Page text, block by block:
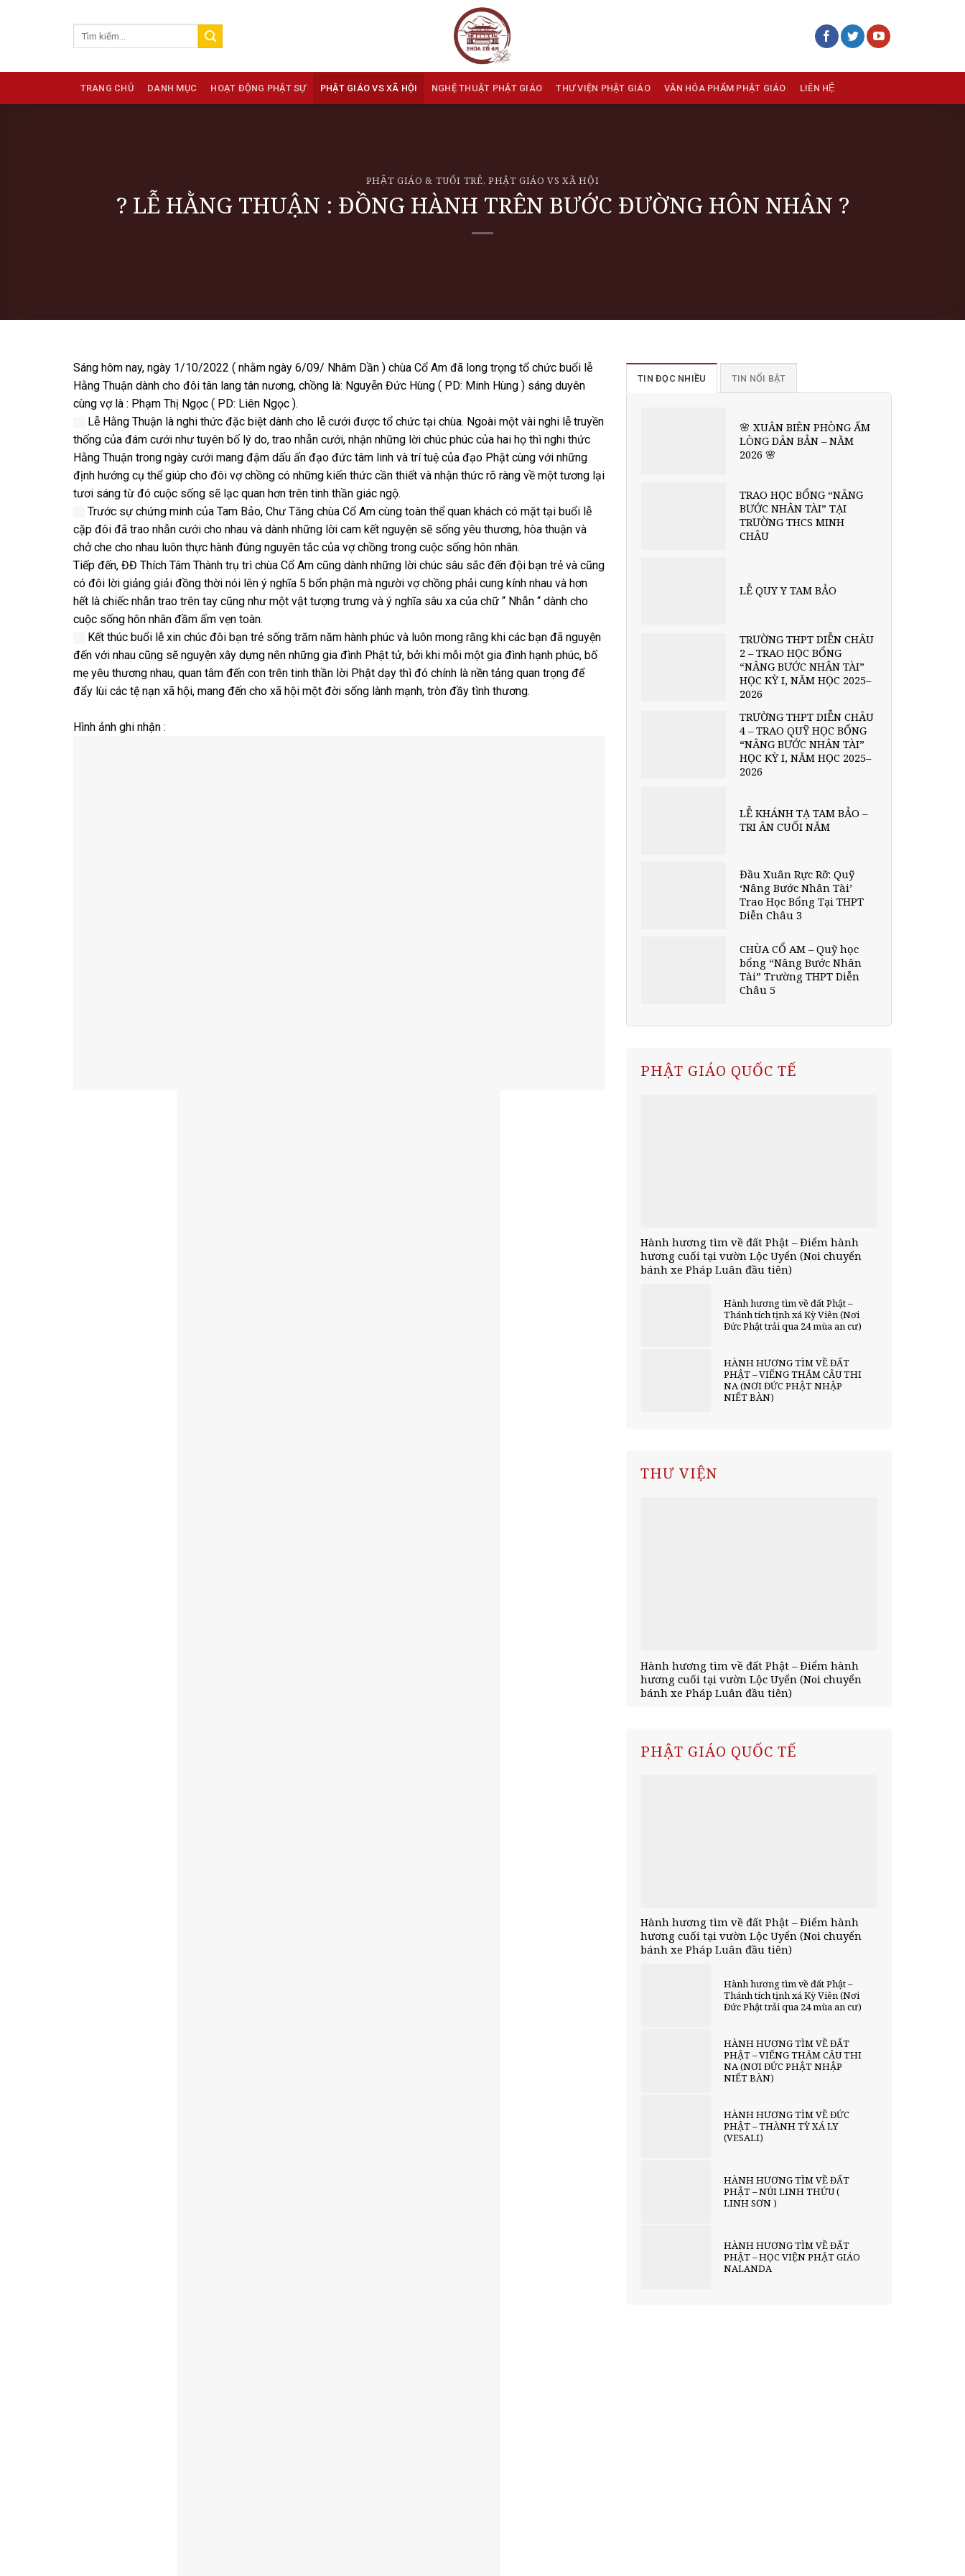
TRANG CHỦ DANH MỤC HOẠT ĐỘNG PHẬT SỰ PHẬT GIÁO VS XÃ HỘI NGHỆ THUẬT PHẬT GIÁO THƯ VIỆN PHẬT GIÁO VĂN HÓA PHẨM PHẬT GIÁO LIÊN HỆ
PHẬT GIÁO & TUỔI TRẺ, PHẬT GIÁO VS XÃ HỘI
? LỄ HẰNG THUẬN : ĐỒNG HÀNH TRÊN BƯỚC ĐƯỜNG HÔN NHÂN ?
Sáng hôm nay, ngày 1/10/2022 ( nhằm ngày 6/09/ Nhâm Dần ) chùa Cổ Am đã long trọng tổ chức buổi lễ
Hằng Thuận dành cho đôi tân lang tân nương, chồng là: Nguyễn Đức Hùng ( PD: Minh Hùng ) sáng duyên
cùng vợ là : Phạm Thị Ngọc ( PD: Liên Ngọc ).
Lễ Hằng Thuận là nghi thức đặc biệt dành cho lễ cưới được tổ chức tại chùa. Ngoài một vài nghi lễ truyền
thống của đám cưới như tuyên bố lý do, trao nhẫn cưới, nhận những lời chúc phúc của hai họ thì nghi thức
Hằng Thuận trong ngày cưới mang đậm dấu ấn đạo đức tâm linh và trí tuệ của đạo Phật cùng với những
định hướng cụ thể giúp cho đôi vợ chồng có những kiến thức cần thiết và nhận thức rõ ràng về một tương lại
tươi sáng từ đó cuộc sống sẽ lạc quan hơn trên tinh thần giác ngộ.
Trước sự chứng minh của Tam Bảo, Chư Tăng chùa Cổ Am cùng toàn thể quan khách có mặt tại buổi lễ
cặp đôi đã trao nhẫn cưới cho nhau và dành những lời cam kết nguyện sẽ sống yêu thương, hòa thuận và
chở che cho nhau luôn thực hành đúng nguyên tắc của vợ chồng trong cuộc sống hôn nhân.
Tiếp đến, ĐĐ Thích Tâm Thành trụ trì chùa Cổ Am cũng dành những lời chúc sâu sắc đến đội bạn trẻ và cũng
có đôi lời giảng giải đồng thời nói lên ý nghĩa 5 bổn phận mà người vợ chồng phải cung kính nhau và hơn
hết là chiếc nhẫn trao trên tay cũng như một vật tượng trưng và ý nghĩa sâu xa của chữ “ Nhẫn “ dành cho
cuộc sống hôn nhân đầm ấm vẹn toàn.
Kết thúc buổi lễ xin chúc đôi bạn trẻ sống trăm năm hành phúc và luôn mong rằng khi các bạn đã nguyện
đến với nhau cũng sẽ nguyện xây dựng nên những gia đình Phật tử, bởi khi mỗi một gia đình hạnh phúc, bố
mẹ yêu thương nhau, quan tâm đến con trên tinh thần lời Phật dạy thì đó chính là nền tảng quan trọng để
đẩy lùi các tệ nạn xã hội, mang đến cho xã hội một đời sống lành mạnh, tròn đầy tình thương.
Hình ảnh ghi nhận :
TIN ĐỌC NHIỀU TIN NỔI BẬT
🌸 XUÂN BIÊN PHÒNG ẤM
LÒNG DÂN BẢN – NĂM
2026 🌸
TRAO HỌC BỔNG “NÂNG
BƯỚC NHÂN TÀI” TẠI
TRƯỜNG THCS MINH
CHÂU
LỄ QUY Y TAM BẢO
TRƯỜNG THPT DIỄN CHÂU
2 – TRAO HỌC BỔNG
“NÂNG BƯỚC NHÂN TÀI”
HỌC KỲ I, NĂM HỌC 2025–
2026
TRƯỜNG THPT DIỄN CHÂU
4 – TRAO QUỸ HỌC BỔNG
“NÂNG BƯỚC NHÂN TÀI”
HỌC KỲ I, NĂM HỌC 2025–
2026
LỄ KHÁNH TẠ TAM BẢO –
TRI ÂN CUỐI NĂM
Đầu Xuân Rực Rỡ: Quỹ
‘Nâng Bước Nhân Tài’
Trao Học Bổng Tại THPT
Diễn Châu 3
CHÙA CỔ AM – Quỹ học
bổng “Nâng Bước Nhân
Tài” Trường THPT Diễn
Châu 5
PHẬT GIÁO QUỐC TẾ
Hành hương tìm về đất Phật – Điểm hành
hương cuối tại vườn Lộc Uyển (Noi chuyển
bánh xe Pháp Luân đầu tiên)
Hành hương tìm về đất Phật –
Thánh tích tịnh xá Kỳ Viên (Nơi
Đức Phật trải qua 24 mùa an cư)
HÀNH HƯƠNG TÌM VỀ ĐẤT
PHẬT – VIẾNG THĂM CÂU THI
NA (NƠI ĐỨC PHẬT NHẬP
NIẾT BÀN)
THƯ VIỆN
Hành hương tìm về đất Phật – Điểm hành
hương cuối tại vườn Lộc Uyển (Noi chuyển
bánh xe Pháp Luân đầu tiên)
PHẬT GIÁO QUỐC TẾ
Hành hương tìm về đất Phật – Điểm hành
hương cuối tại vườn Lộc Uyển (Noi chuyển
bánh xe Pháp Luân đầu tiên)
Hành hương tìm về đất Phật –
Thánh tích tịnh xá Kỳ Viên (Nơi
Đức Phật trải qua 24 mùa an cư)
HÀNH HƯƠNG TÌM VỀ ĐẤT
PHẬT – VIẾNG THĂM CÂU THI
NA (NƠI ĐỨC PHẬT NHẬP
NIẾT BÀN)
HÀNH HƯƠNG TÌM VỀ ĐỨC
PHẬT – THÀNH TỲ XÁ LY
(VESALI)
HÀNH HƯƠNG TÌM VỀ ĐẤT
PHẬT – NÚI LINH THỨU (
LINH SƠN )
HÀNH HƯƠNG TÌM VỀ ĐẤT
PHẬT – HỌC VIỆN PHẬT GIÁO
NALANDA